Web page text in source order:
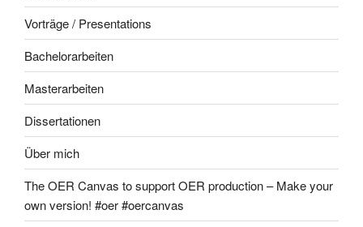
Vorträge / Presentations
Bachelorarbeiten
Masterarbeiten
Dissertationen
Über mich
The OER Canvas to support OER production – Make your
own version! #oer #oercanvas